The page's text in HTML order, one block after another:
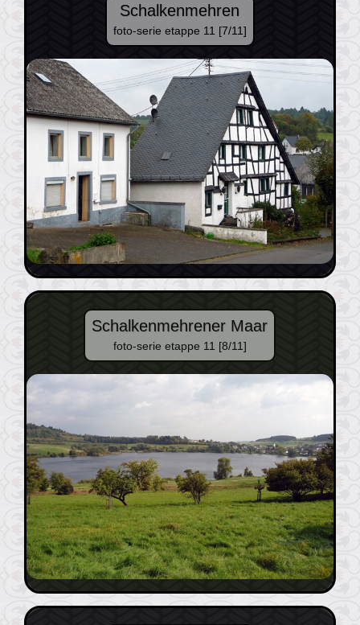
Schalkenmehren
foto-serie etappe 11 [7/11]
Schalkenmehrener Maar
foto-serie etappe 11 [8/11]